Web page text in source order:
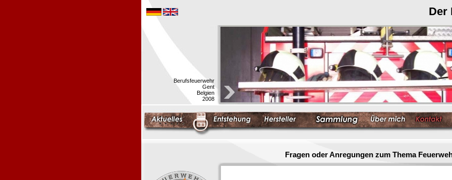
Der
Berufsfeuerwehr
Gent
Belgien
2008
Fragen oder Anregungen zum Thema